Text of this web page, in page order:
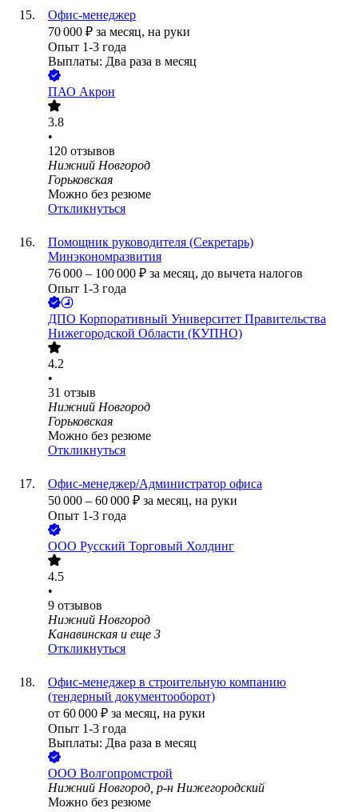
Офис-менеджер
70 000 ₽ за месяц, на руки
Опыт 1-3 года
Выплаты: Два раза в месяц
ПАО Акрон
3.8
•
120 отзывов
Нижний Новгород
Горьковская
Можно без резюме
Откликнуться
Помощник руководителя (Секретарь)
Минэкономразвития
76 000 – 100 000 ₽ за месяц, до вычета налогов
Опыт 1-3 года
ДПО Корпоративный Университет Правительства
Нижегородской Области (КУПНО)
4.2
•
31 отзыв
Нижний Новгород
Горьковская
Можно без резюме
Откликнуться
Офис-менеджер/Администратор офиса
50 000 – 60 000 ₽ за месяц, на руки
Опыт 1-3 года
ООО Русский Торговый Холдинг
4.5
•
9 отзывов
Нижний Новгород
Канавинская и еще 3
Откликнуться
Офис-менеджер в строительную компанию
(тендерный документооборот)
от 60 000 ₽ за месяц, на руки
Опыт 1-3 года
Выплаты: Два раза в месяц
ООО Волгопромстрой
Нижний Новгород, р-н Нижегородский
Можно без резюме